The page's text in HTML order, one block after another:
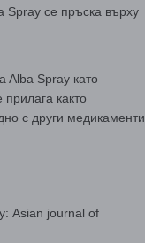
Spray се пръска върху
Alba Spray като
както
с други медикаменти.
Аsian journal of